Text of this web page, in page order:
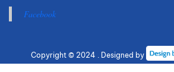
Facebook
Copyright © 2024 . Designed by